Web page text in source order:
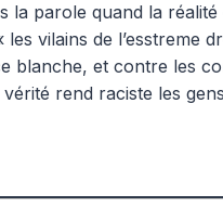
la parole quand la
vilains de l’esstreme
blanche, et contre les
rend raciste les